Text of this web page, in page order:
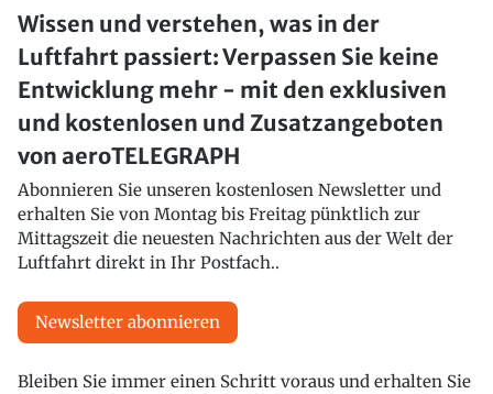
Wissen und verstehen, was in der
Luftfahrt passiert: Verpassen Sie keine
Entwicklung mehr - mit den exklusiven
und kostenlosen und Zusatzangeboten
von aeroTELEGRAPH
Abonnieren Sie unseren kostenlosen Newsletter und
erhalten Sie von Montag bis Freitag pünktlich zur
Mittagszeit die neuesten Nachrichten aus der Welt der
Luftfahrt direkt in Ihr Postfach..
Newsletter abonnieren
Bleiben Sie immer einen Schritt voraus und erhalten Sie